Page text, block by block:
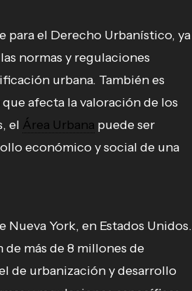
el Derecho Urbanístico, ya
normas y regulaciones
urbana. También es
afecta la valoración de los
el Área Urbana puede ser
económico y social de una
Nueva York, en Estados Unidos.
más de 8 millones de
de urbanización y desarrollo